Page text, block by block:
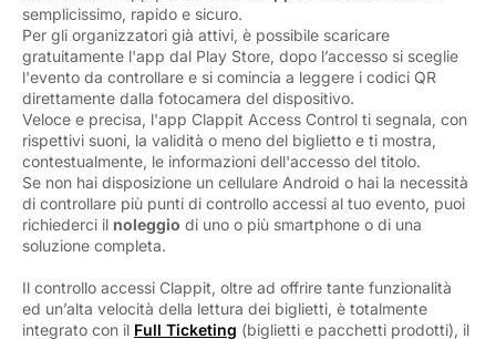
semplicissimo, rapido e sicuro.
Per gli organizzatori già attivi, è possibile scaricare
gratuitamente l'app dal Play Store, dopo l’accesso si sceglie
l'evento da controllare e si comincia a leggere i codici QR
direttamente dalla fotocamera del dispositivo.
Veloce e precisa, l'app Clappit Access Control ti segnala, con
rispettivi suoni, la validità o meno del biglietto e ti mostra,
contestualmente, le informazioni dell'accesso del titolo.
Se non hai disposizione un cellulare Android o hai la necessità
di controllare più punti di controllo accessi al tuo evento, puoi
richiederci il noleggio di uno o più smartphone o di una
soluzione completa.
Il controllo accessi Clappit, oltre ad offrire tante funzionalità
ed un’alta velocità della lettura dei biglietti, è totalmente
integrato con il Full Ticketing (biglietti e pacchetti prodotti), il